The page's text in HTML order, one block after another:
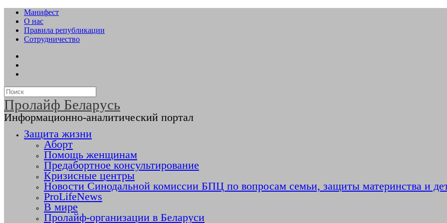
Манифест
О нас
Правила републикации
Сотрудничество
Пролайф Беларусь
Информационно-аналитический портал
Защита жизни
Аборт
Помощь женщинам
Предабортное консультирование
Кризисные центры
Новости Синодальной комиссии БПЦ по вопросам семьи, защиты материнства и
ProLifeNews
В мире
Пролайф-организации в Беларуси